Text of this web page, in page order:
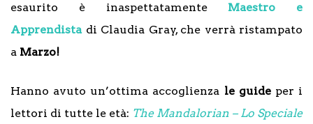
esaurito è inaspettatamente Maestro e
Apprendistadi Claudia Gray, che verrà ristampato
a Marzo!
Hanno avuto un’ottima accoglienza le guideper i
lettori di tutte le età: The Mandalorian – Lo Speciale